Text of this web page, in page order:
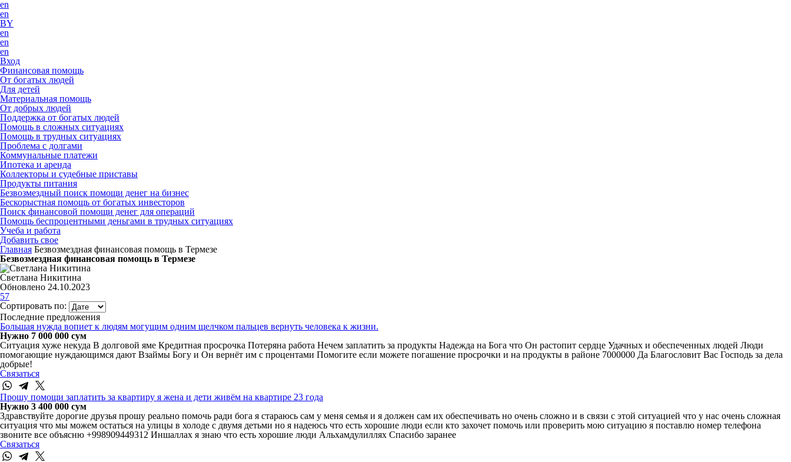
en
en
BY
en
en
en
Вход
Финансовая помощь
От богатых людей
Для детей
Материальная помощь
От добрых людей
Поддержка от богатых людей
Помощь в сложных ситуациях
Помощь в трудных ситуациях
Проблема с долгами
Коммунальные платежи
Ипотека и аренда
Коллекторы и судебные приставы
Продукты питания
Безвозмездный поиск помощи денег на бизнес
Бескорыстная помощь от богатых инвесторов
Поиск финансовой помощи денег для операций
Помощь беспроцентными деньгами в трудных ситуациях
Учеба и работа
Добавить свое
Главная Безвозмездная финансовая помощь в Термезе
Безвозмездная финансовая помощь в Термезе
Светлана Никитина
Обновлено 24.10.2023
57
Сортировать по:
Последние предложения
Большая нужда вопиет к людям могущим одним щелчком пальцев вернуть человека к жизни.
Нужно 7 000 000 сум
Ситуация хуже некуда В долговой яме Кредитная просрочка Потеряна работа Нечем заплатить за продукты Надежда на Бога что Он растопит сердце Удачных и обеспеченных людей Люди
помогающие нуждающимся дают Взаймы Богу и Он вернёт им с процентами Помогите если можете погашение просрочки и на продукты в районе 7000000 Да Благословит Вас Господь за дела
добрые!
Связаться
Прошу помощи заплатить за квартиру я жена и дети живём на квартире 23 года
Нужно 3 400 000 сум
Здравствуйте дорогие друзья прошу реально помочь ради бога я стараюсь сам у меня семья и я должен сам их обеспечивать но очень сложно и в связи с этой ситуацией что у нас очень сложная
ситуация что мы можем остаться на улицы в холоде с двумя детьми но я надеюсь что есть хорошие люди если кто захочет помочь или проверить мою ситуацию я поставлю номер телефона
звоните все объясню +998909449312 Иншаллах я знаю что есть хорошие люди Альхамдулиллях Спасибо заранее
Связаться